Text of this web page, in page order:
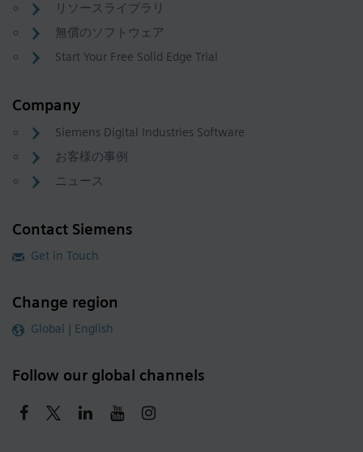
リソースライブラリ
無償のソフトウェア
Start Your Free Solid Edge Trial
Company
Siemens Digital Industries Software
お客様の事例
ニュース
Contact Siemens
Get in Touch
Change region
Global | English
Follow our global channels